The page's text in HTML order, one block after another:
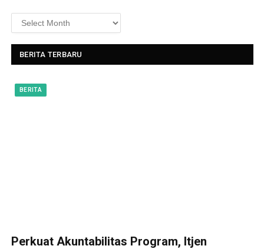
BERITA TERBARU
BERITA
Perkuat Akuntabilitas Program, Itjen